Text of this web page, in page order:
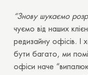
“Знову шукаємо
чуємо від наших
редизайну офісів. І
бути багато, ми
офіси наче